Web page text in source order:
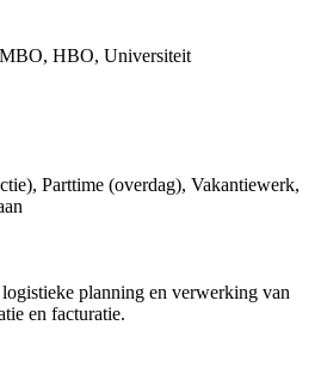
HBO, Universiteit
Parttime (overdag), Vakantiewerk,
planning en verwerking van
en facturatie.